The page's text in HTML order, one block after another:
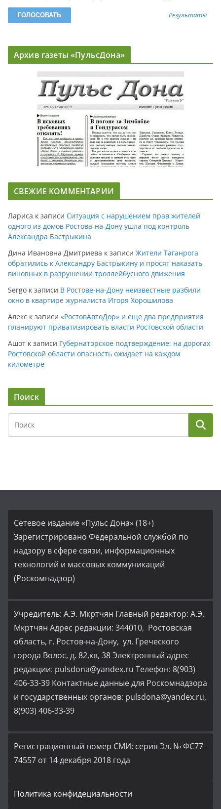
Результаты
Архив газеты «ПульсДона»
СВЕЖИЕ КОММЕНТАРИИ
Лариса к записи Ситуация с нарушением прав жителей
одного из домов Ростова-на-Дону ушла под контроль
Александра Бастрыкина
Дина Ивановна Дмитриева к записи Жители Таганрога
обратились к Александру Бастрыкину и просят наказать
виновных в разрушении троллейбусного движения
Sergo к записи В Ростове-на-Дону неизвестные разбили
окно в квартире журналиста Игоря Хорошилова
Алекс к записи «РостовАвтоДор» и еще два предприятия
планируют приватизировать власти Ростовской области
Ашот к записи Губернаторское подтверждение: на дорогах
Ростовской области опасность ожидает на каждом
километре
Поиск
Сетевое издание «Пульс Дона» (18+)
Зарегистрировано Федеральной службой по
надзору в сфере связи, информационных
технологий и массовых коммуникаций
(Роскомнадзор)
Учредитель: А.Э. Мкртчян Главный редактор: А.Э.
Мкртчян Адрес редакции: 344010, Ростовская
область, г. Ростов-на-Дону, ул. Греческого
города Волос, д. 82,кв, 38 Электронный адрес
редакции: pulsdona@yandex.ru Телефон: 8(903)
406-33-39 Контактные данные для Роскомнадзора
и государственных органов: pulsdona@yandex.ru,
8(903) 406-33-39
Регистрационный номер СМИ: серия Эл. № ФС77-
74557 от 14 декабря 2018 года
Политика конфидециальности